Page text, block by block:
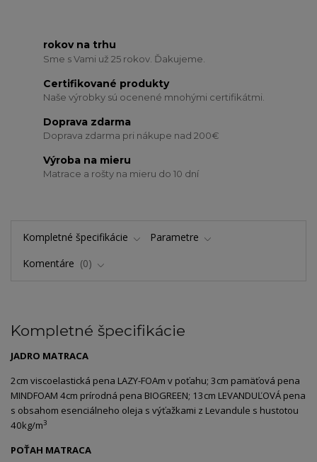
rokov na trhu
Sme s Vami už 25 rokov. Ďakujeme.
Certifikované produkty
Naše výrobky sú ocenené mnohými certifikátmi.
Doprava zdarma
Doprava zdarma pri nákupe nad 200€
Výroba na mieru
Matrace a rošty na mieru do 10 dní
Kompletné špecifikácie
Parametre
Komentáre
0
Kompletné špecifikácie
JADRO MATRACA
2cm viscoelastická pena LAZY-FOAm v poťahu; 3cm pamäťová pena
MINDFOAM 4cm prírodná pena BIOGREEN; 13cm LEVANDUĽOVÁ pena
s obsahom esenciálneho oleja s výťažkami z Levandule s hustotou
40kg/m3
POŤAH MATRACA